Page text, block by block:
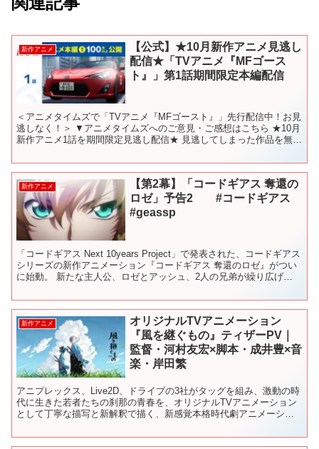
新作アニメ
【公式】★10月新作アニメ見逃し
配信★「TVアニメ『MFゴース
ト』」第1話期間限定本編配信
＜アニメタイムズで「TVアニメ『MFゴースト』」先行配信中！お見
逃しなく！＞ ▼アニメタイムズへのご意見・ご感想はこちら ★10月
新作アニメ1話を期間限定見逃し配信★ 見逃してしまった作品を無料
新作アニメ
【第2幕】「コードギアス 奪還の
ロゼ」予告2 #コードギアス
#geassp
「コードギアス Next 10years Project」で発表された、コードギアス
シリーズの新作アニメーション『コードギアス 奪還のロゼ』がつい
に始動。 新たな主人公、ロゼとアッシュ、2人の兄弟が繰り広げ
新作アニメ
オリジナルTVアニメーション
『風を継ぐもの』ティザーPV｜
監督・河村友宏×脚本・成井豊×音
楽・岸田繁
アニプレックス、Live2D、ドライブの3社がタッグを組み、激動の時
代に生きた若者たちの刹那の青春を、オリジナルTVアニメーション
として丁寧な描写と新解釈で描く、新感覚本格時代劇アニメーショ